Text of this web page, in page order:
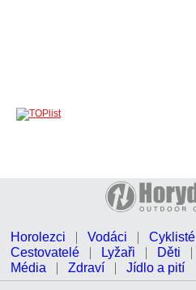
Horolezci Vodáci Cyklisté
Cestovatelé
Lyžaři Děti
Média
Zdraví Jídlo a pití